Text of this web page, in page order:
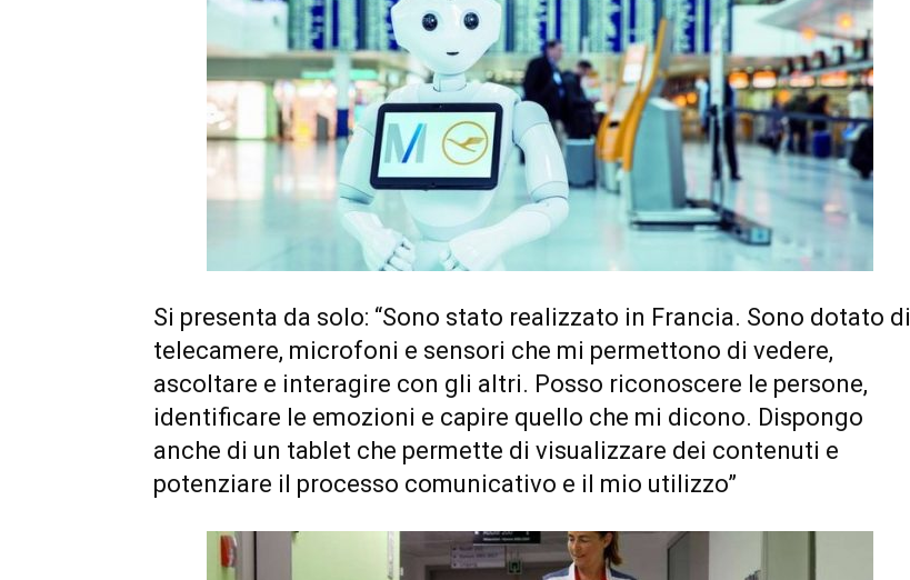
Si presenta da solo: “Sono stato realizzato in Francia. Sono dotato di
telecamere, microfoni e sensori che mi permettono di vedere,
ascoltare e interagire con gli altri. Posso riconoscere le persone,
identificare le emozioni e capire quello che mi dicono. Dispongo
anche di un tablet che permette di visualizzare dei contenuti e
potenziare il processo comunicativo e il mio utilizzo”